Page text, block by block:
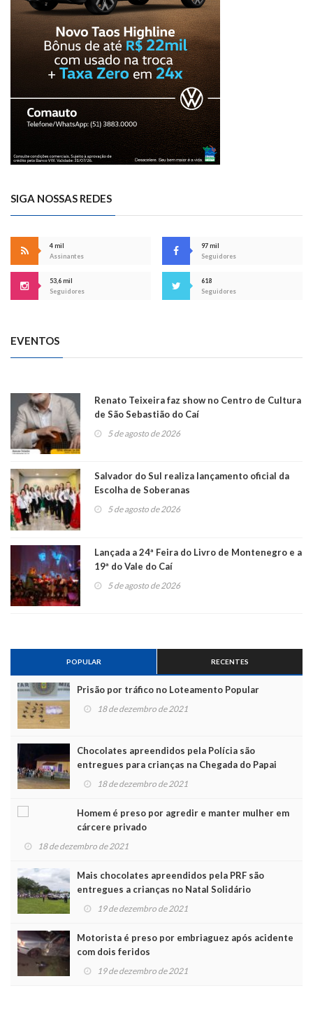
SIGA NOSSAS REDES
4 mil
Assinantes
97 mil
Seguidores
53,6 mil
Seguidores
618
Seguidores
EVENTOS
Renato Teixeira faz show no Centro de Cultura
de São Sebastião do Caí
5 de agosto de 2026
Salvador do Sul realiza lançamento oficial da
Escolha de Soberanas
5 de agosto de 2026
Lançada a 24ª Feira do Livro de Montenegro e a
19ª do Vale do Caí
5 de agosto de 2026
POPULAR RECENTES
Prisão por tráfico no Loteamento Popular
18 de dezembro de 2021
Chocolates apreendidos pela Polícia são
entregues para crianças na Chegada do Papai
Noel
18 de dezembro de 2021
Homem é preso por agredir e manter mulher em
cárcere privado
18 de dezembro de 2021
Mais chocolates apreendidos pela PRF são
entregues a crianças no Natal Solidário
19 de dezembro de 2021
Motorista é preso por embriaguez após acidente
com dois feridos
19 de dezembro de 2021